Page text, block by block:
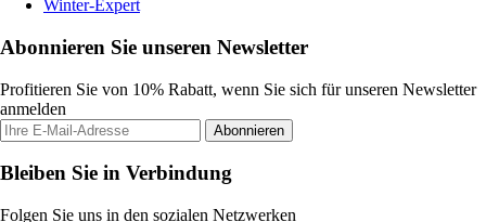
Winter-Expert
Abonnieren Sie unseren Newsletter
Profitieren Sie von 10% Rabatt, wenn Sie sich für unseren Newsletter
anmelden
Abonnieren
Bleiben Sie in Verbindung
Folgen Sie uns in den sozialen Netzwerken